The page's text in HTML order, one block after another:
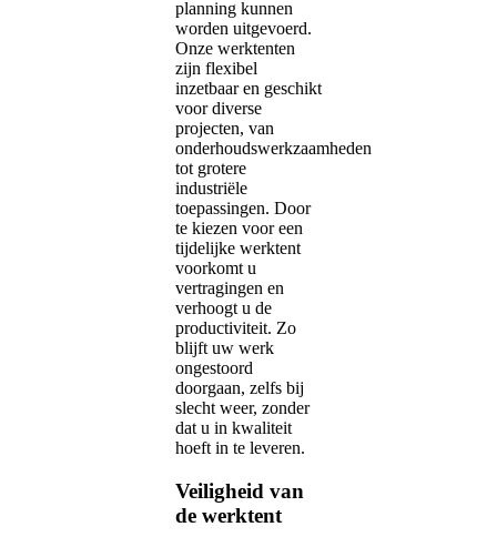
planning kunnen
worden uitgevoerd.
Onze werktenten
zijn flexibel
inzetbaar en geschikt
voor diverse
projecten, van
onderhoudswerkzaamheden
tot grotere
industriële
toepassingen. Door
te kiezen voor een
tijdelijke werktent
voorkomt u
vertragingen en
verhoogt u de
productiviteit. Zo
blijft uw werk
ongestoord
doorgaan, zelfs bij
slecht weer, zonder
dat u in kwaliteit
hoeft in te leveren.
Veiligheid van
de werktent